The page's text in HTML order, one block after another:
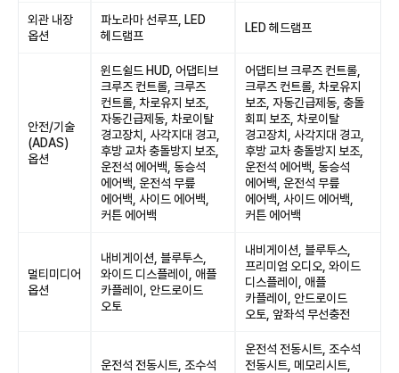
외관 내장
옵션
파노라마 선루프, LED
헤드램프
LED 헤드램프
안전/기술
(ADAS)
옵션
윈드쉴드 HUD, 어댑티브
크루즈 컨트롤, 크루즈
컨트롤, 차로유지 보조,
자동긴급제동, 차로이탈
경고장치, 사각지대 경고,
후방 교차 충돌방지 보조,
운전석 에어백, 동승석
에어백, 운전석 무릎
에어백, 사이드 에어백,
커튼 에어백
어댑티브 크루즈 컨트롤,
크루즈 컨트롤, 차로유지
보조, 자동긴급제동, 충돌
회피 보조, 차로이탈
경고장치, 사각지대 경고,
후방 교차 충돌방지 보조,
운전석 에어백, 동승석
에어백, 운전석 무릎
에어백, 사이드 에어백,
커튼 에어백
멀티미디어
옵션
내비게이션, 블루투스,
와이드 디스플레이, 애플
카플레이, 안드로이드
오토
내비게이션, 블루투스,
프리미엄 오디오, 와이드
디스플레이, 애플
카플레이, 안드로이드
오토, 앞좌석 무선충전
운전석 전동시트, 조수석
운전석 전동시트, 조수석
전동시트, 메모리시트,